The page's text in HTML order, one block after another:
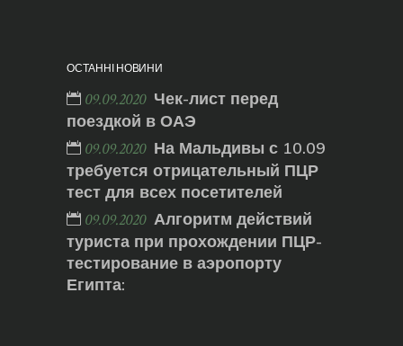
ОСТАННІ НОВИНИ
09.09.2020 Чек-лист перед
поездкой в ОАЭ
09.09.2020 На Мальдивы с 10.09
требуется отрицательный ПЦР
тест для всех посетителей
09.09.2020 Алгоритм действий
туриста при прохождении ПЦР-
тестирование в аэропорту
Египта: